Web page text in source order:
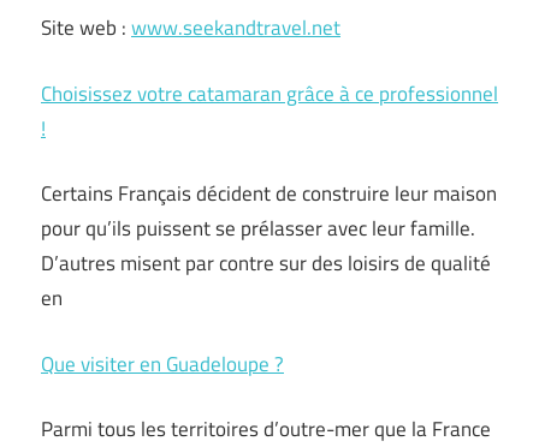
Site web :www.seekandtravel.net
Choisissez votre catamaran grâce à ce professionnel
!
Certains Français décident de construire leur maison
pour qu’ils puissent se prélasser avec leur famille.
D’autres misent par contre sur des loisirs de qualité
en
Que visiter en Guadeloupe ?
Parmi tous les territoires d’outre-mer que la France